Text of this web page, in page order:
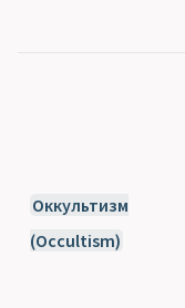
Оккультизм
(Occultism)